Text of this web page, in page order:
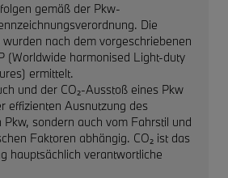
gemäß der Pkw-
Die
nach dem vorgeschriebenen
(Worldwide harmonised Light-duty
ermittelt.
und der CO₂-Ausstoß eines Pkw
effizienten Ausnutzung des
sondern auch vom Fahrstil und
Faktoren abhängig. CO₂ ist das
hauptsächlich verantwortliche